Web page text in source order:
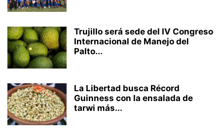
Trujillo será sede del IV Congreso
Internacional de Manejo del
Palto...
La Libertad busca Récord
Guinness con la ensalada de
tarwi más...